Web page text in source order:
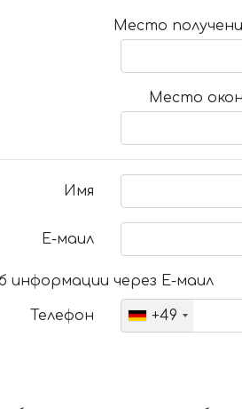
Место
Место
Имя
Е-маил
информации через Е-маил
Телефон +49